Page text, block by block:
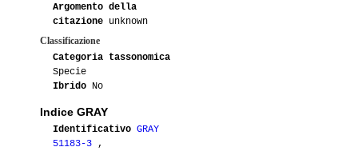
Argomento della
citazione unknown
Classificazione
Categoria tassonomica
Specie
Ibrido No
Indice GRAY
Identificativo GRAY
51183-3 ,